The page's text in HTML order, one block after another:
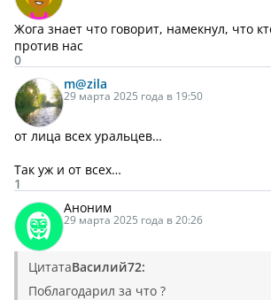
Жога знает что говорит, намекнул, что
против нас
0
m@zila
29 марта 2025 года в 19:50
от лица всех уральцев…
Так уж и от всех…
1
Аноним
29 марта 2025 года в 20:26
ЦитатаВасилий72:
Поблагодарил за что ?